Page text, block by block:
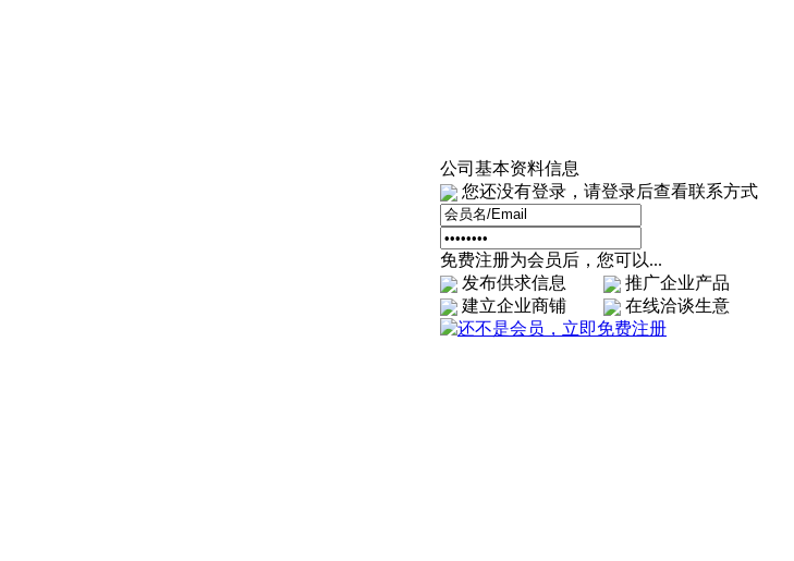
公司基本资料信息
您还没有登录，请登录后查看联系方式
免费注册为会员后，您可以...
发布供求信息
推广企业产品
建立企业商铺
在线洽谈生意